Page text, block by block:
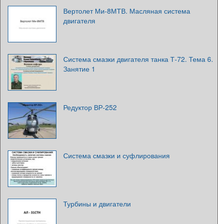
Вертолет Ми-8МТВ. Масляная система
двигателя
Система смазки двигателя танка Т-72. Тема 6.
Занятие 1
Редуктор ВР-252
Система смазки и суфлирования
Турбины и двигатели